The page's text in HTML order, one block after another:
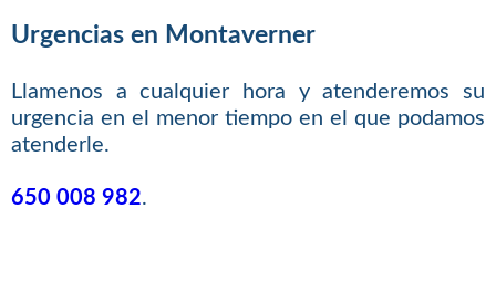
Urgencias en Montaverner
Llamenos a cualquier hora y atenderemos su
urgencia en el menor tiempo en el que podamos
atenderle.
650 008 982.